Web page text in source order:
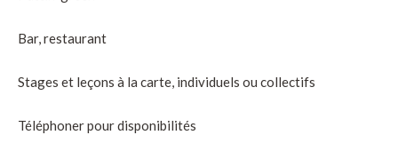
Bar, restaurant
Stages et leçons à la carte, individuels ou collectifs
Téléphoner pour disponibilités